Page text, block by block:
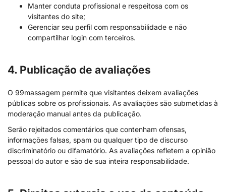
Manter conduta profissional e respeitosa com os
visitantes do site;
Gerenciar seu perfil com responsabilidade e não
compartilhar login com terceiros.
4. Publicação de avaliações
O 99massagem permite que visitantes deixem avaliações
públicas sobre os profissionais. As avaliações são submetidas à
moderação manual antes da publicação.
Serão rejeitados comentários que contenham ofensas,
informações falsas, spam ou qualquer tipo de discurso
discriminatório ou difamatório. As avaliações refletem a opinião
pessoal do autor e são de sua inteira responsabilidade.